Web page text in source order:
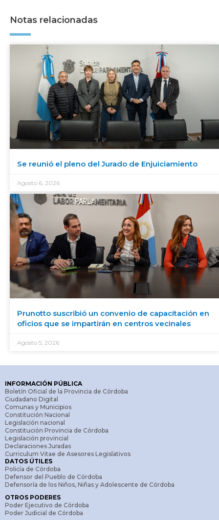
Notas relacionadas
Se reunió el pleno del Jurado de Enjuiciamiento
Agosto 6, 2026
Prunotto suscribió un convenio de capacitación en
oficios que se impartirán en centros vecinales
Agosto 5, 2026
INFORMACIÓN PÚBLICA
Boletín Oficial de la Provincia de Córdoba
Ciudadano Digital
Comunas y Municipios
Constitución Nacional
Legislación nacional
Constitución Provincia de Córdoba
Legislación provincial
Declaraciones Juradas
Curriculum Vitae de Asesores Legislativos
DATOS ÚTILES
Policía de Córdoba
Defensor del Pueblo de Córdoba
Defensoría de los Niños, Niñas y Adolescente de Córdoba
OTROS PODERES
Poder Ejecutivo de Córdoba
Poder Judicial de Córdoba